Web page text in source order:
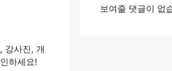
강사진, 개
하세요!
보여줄 댓글이 없